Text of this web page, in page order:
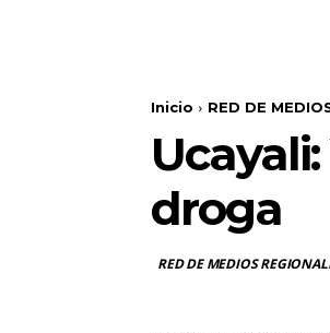
Inicio RED DE
droga
RED DE MEDIOS